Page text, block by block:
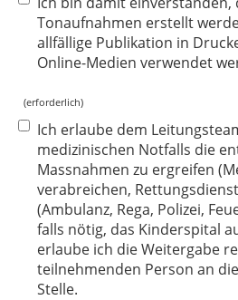
Tonaufnahmen erstellt
allfällige Publikation in
Online-Medien verwendet
(erforderlich)
Ich erlaube dem
medizinischen Notfalls die
Massnahmen zu ergreifen
verabreichen,
(Ambulanz, Rega, Polizei,
falls nötig, das Kinderspital
erlaube ich die Weitergabe
teilnehmenden Person an
Stelle.